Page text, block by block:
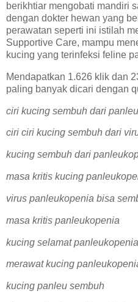
berikhtiar mengobati mandiri
dengan dokter hewan yang
perawatan seperti ini istilah
Supportive Care, mampu
kucing yang terinfeksi feline
Mendapatkan 1.626 klik dan
paling banyak dicari dengan
ciri kucing sembuh dari
ciri ciri kucing sembuh dari
kucing sembuh dari
masa kritis kucing
virus panleukopenia bisa
masa kritis panleukopenia
kucing selamat panleukopenia
merawat kucing
kucing panleu sembuh